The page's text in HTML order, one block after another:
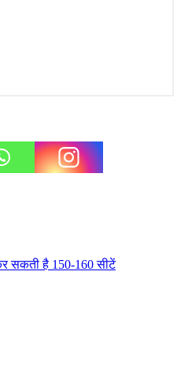
सकती है 150-160 सीटें